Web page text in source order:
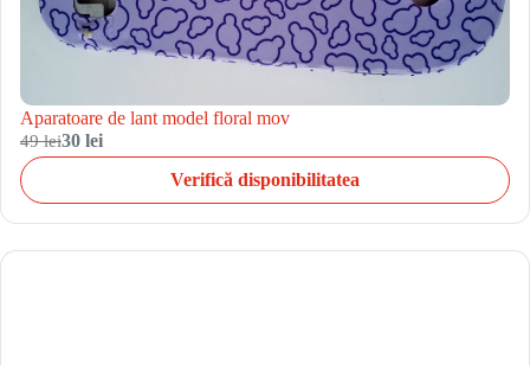
Aparatoare de lant model floral mov
49 lei30 lei
Verifică disponibilitatea